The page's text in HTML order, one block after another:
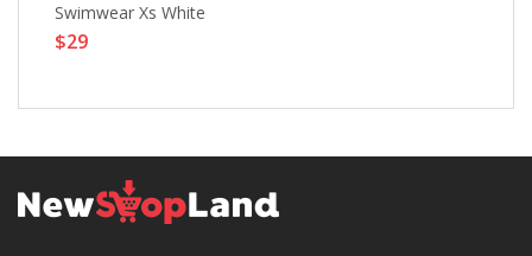
Swimwear Xs White
$29